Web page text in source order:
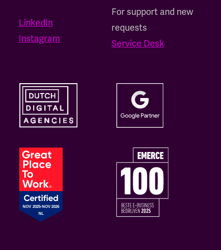
LinkedIn
Instagram
For support and new
requests
Service Desk